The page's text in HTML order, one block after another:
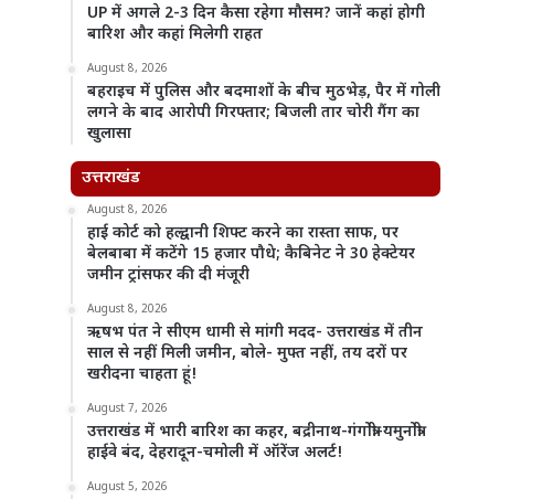
UP में अगले 2-3 दिन कैसा रहेगा मौसम? जानें कहां होगी
बारिश और कहां मिलेगी राहत
August 8, 2026
बहराइच में पुलिस और बदमाशों के बीच मुठभेड़, पैर में गोली
लगने के बाद आरोपी गिरफ्तार; बिजली तार चोरी गैंग का
खुलासा
उत्तराखंड
August 8, 2026
हाई कोर्ट को हल्द्वानी शिफ्ट करने का रास्ता साफ, पर
बेलबाबा में कटेंगे 15 हजार पौधे; कैबिनेट ने 30 हेक्टेयर
जमीन ट्रांसफर की दी मंजूरी
August 8, 2026
ऋषभ पंत ने सीएम धामी से मांगी मदद- उत्तराखंड में तीन
साल से नहीं मिली जमीन, बोले- मुफ्त नहीं, तय दरों पर
खरीदना चाहता हूं!
August 7, 2026
उत्तराखंड में भारी बारिश का कहर, बद्रीनाथ-गंगोत्री-यमुनोत्री
हाईवे बंद, देहरादून-चमोली में ऑरेंज अलर्ट!
August 5, 2026